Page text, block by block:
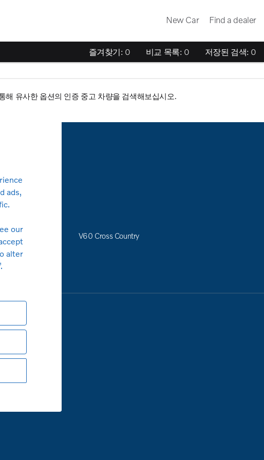
New Car Find a dealer
즐겨찾기: 0 비교 목록: 0 저장된 검색: 0
해 유사한 옵션의 인증 중고 차량을 검색해보십시오.
V60 Cross Country
ads,
our
alter